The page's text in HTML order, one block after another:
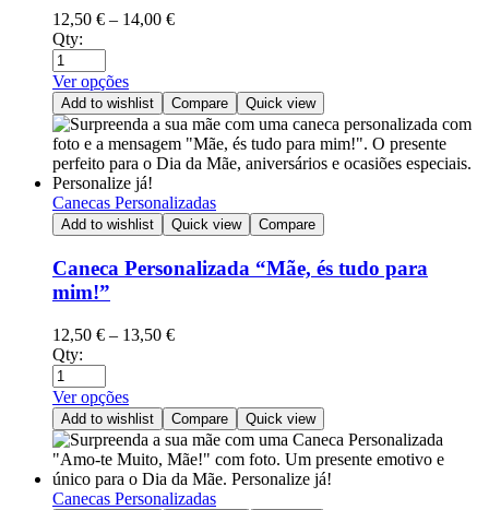
12,50 € – 14,00 €
Qty:
Ver opções
Add to wishlist Compare Quick view
Canecas Personalizadas
Add to wishlist Quick view Compare
Caneca Personalizada “Mãe, és tudo para
mim!”
12,50 € – 13,50 €
Qty:
Ver opções
Add to wishlist Compare Quick view
Canecas Personalizadas